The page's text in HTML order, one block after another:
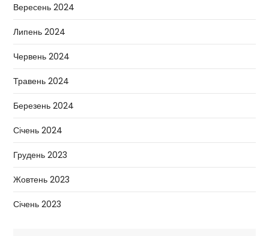
Вересень 2024
Липень 2024
Червень 2024
Травень 2024
Березень 2024
Січень 2024
Грудень 2023
Жовтень 2023
Січень 2023